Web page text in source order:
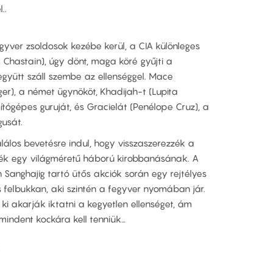
zsoldosok kezébe kerül, a CIA különleges
Chastain), úgy dönt, maga köré gyűjti a
száll szembe az ellenséggel. Mace
a német ügynököt, Khadijah-t (Lupita
guruját, és Gracielát (Penélope Cruz), a
bevetésre indul, hogy visszaszerezzék a
egy világméretű háború kirobbanásának. A
Sanghajig tartó ütős akciók során egy rejtélyes
felbukkan, aki szintén a fegyver nyomában jár.
ki akarják iktatni a kegyetlen ellenséget, ám
kockára kell tenniük…